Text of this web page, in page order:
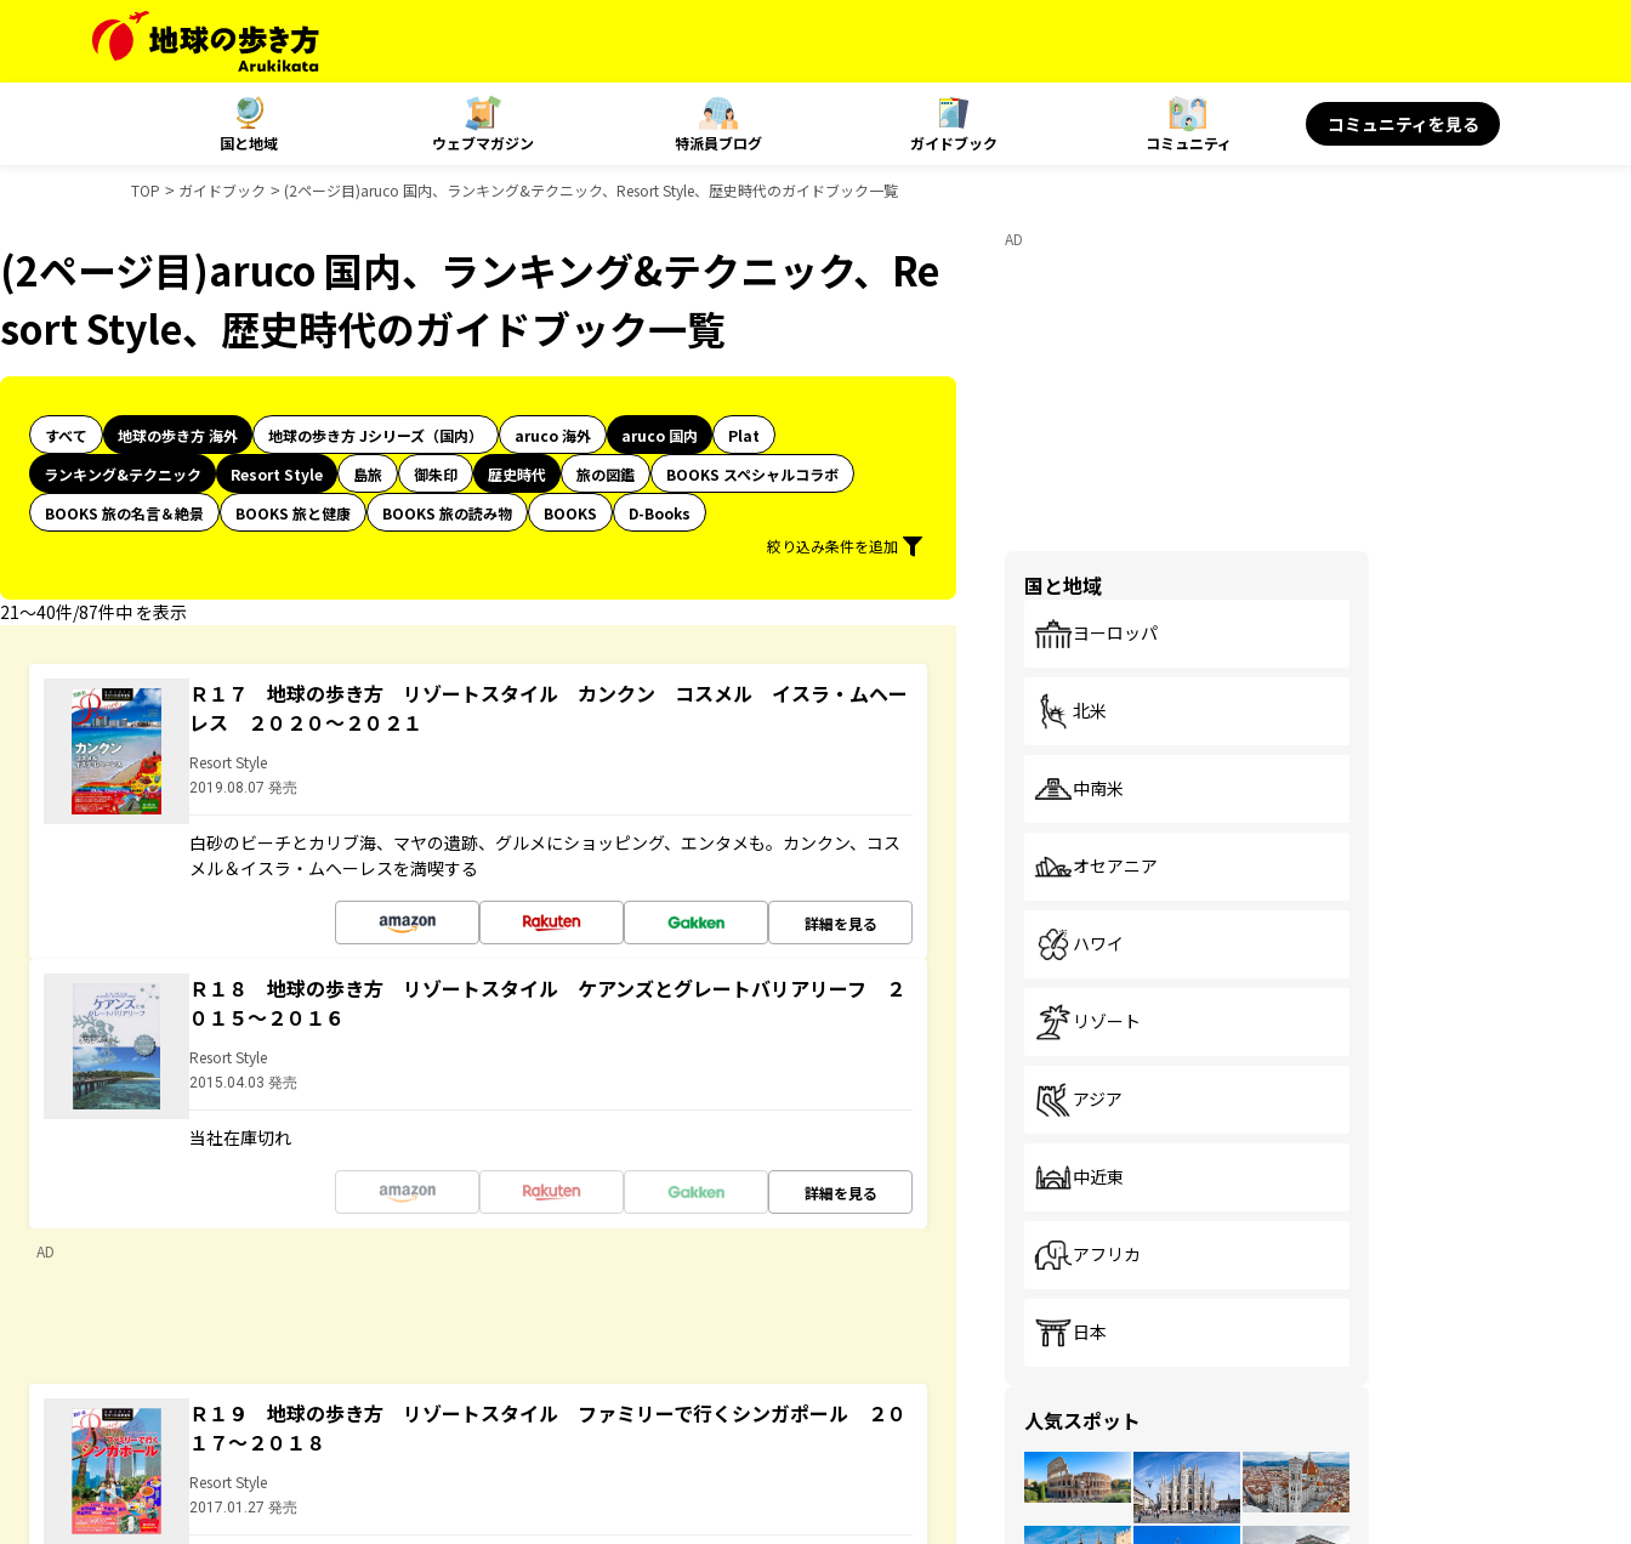
国と地域 ウェブマガジン 特派員ブログ ガイドブック コミュニティ
コミュニティを見る
TOP ガイドブック (2ページ目)aruco 国内、ランキング&テクニック、Resort Style、歴史時代のガイドブック一覧
(2ページ目)aruco 国内、ランキング&テクニック、Re
sort Style、歴史時代のガイドブック一覧
すべて 地球の歩き方 海外 地球の歩き方 Jシリーズ（国内） aruco 海外 aruco 国内
Plat
ランキング&テクニック
Resort Style 島旅 御朱印 歴史時代 旅の図鑑
BOOKS スペシャルコラボ
BOOKS 旅の名言＆絶景
BOOKS 旅と健康 BOOKS 旅の読み物 BOOKS
D-Books
絞り込み条件を追加
21〜40件/87件中 を表示
Ｒ１７ 地球の歩き方 リゾートスタイル カンクン コスメル イスラ・ムヘー
レス ２０２０～２０２１
Resort Style
2019.08.07 発売
白砂のビーチとカリブ海、マヤの遺跡、グルメにショッピング、エンタメも。カンクン、コス
メル＆イスラ・ムヘーレスを満喫する
詳細を見る
Ｒ１８ 地球の歩き方 リゾートスタイル ケアンズとグレートバリアリーフ ２
０１５～２０１６
Resort Style
2015.04.03 発売
当社在庫切れ
詳細を見る
AD
Ｒ１９ 地球の歩き方 リゾートスタイル ファミリーで行くシンガポール ２０
１７～２０１８
Resort Style
2017.01.27 発売
AD
国と地域
ヨーロッパ
北米
中南米
オセアニア
ハワイ
リゾート
アジア
中近東
アフリカ
日本
人気スポット